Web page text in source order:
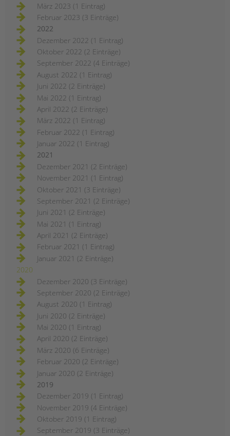
März 2023 (1 Eintrag)
Februar 2023 (3 Einträge)
2022
Dezember 2022 (1 Eintrag)
Oktober 2022 (2 Einträge)
September 2022 (4 Einträge)
August 2022 (1 Eintrag)
Juni 2022 (2 Einträge)
Mai 2022 (1 Eintrag)
April 2022 (2 Einträge)
März 2022 (1 Eintrag)
Februar 2022 (1 Eintrag)
Januar 2022 (1 Eintrag)
2021
Dezember 2021 (2 Einträge)
November 2021 (1 Eintrag)
Oktober 2021 (3 Einträge)
September 2021 (2 Einträge)
Juni 2021 (2 Einträge)
Mai 2021 (1 Eintrag)
April 2021 (2 Einträge)
Februar 2021 (1 Eintrag)
Januar 2021 (2 Einträge)
2020
Dezember 2020 (3 Einträge)
September 2020 (2 Einträge)
August 2020 (1 Eintrag)
Juni 2020 (2 Einträge)
Mai 2020 (1 Eintrag)
April 2020 (2 Einträge)
März 2020 (6 Einträge)
Februar 2020 (2 Einträge)
Januar 2020 (2 Einträge)
2019
Dezember 2019 (1 Eintrag)
November 2019 (4 Einträge)
Oktober 2019 (1 Eintrag)
September 2019 (3 Einträge)